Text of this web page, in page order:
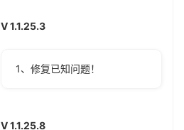
V 1.1.25.3
1、修复已知问题！
V 1.1.25.8